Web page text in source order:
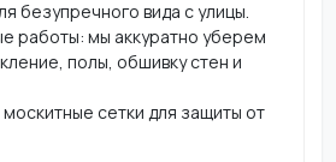
безупречного вида с улицы.
работы: мы аккуратно уберем
полы, обшивку стен и
сетки для защиты от